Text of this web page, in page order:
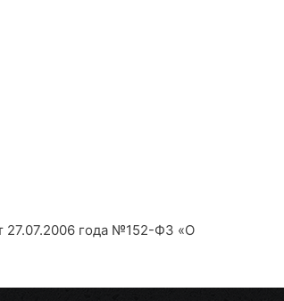
27.07.2006 года №152-Ф3 «О